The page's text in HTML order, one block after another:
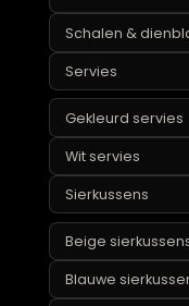
Grote vazen
Hoge vazen
Ronde vazen
Roze vazen
Rotan
Roze